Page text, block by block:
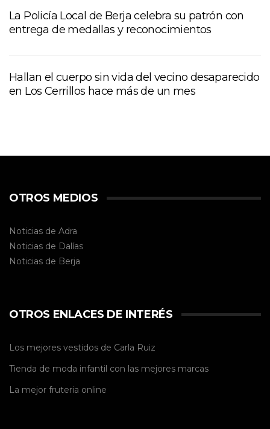
La Policía Local de Berja celebra su patrón con
entrega de medallas y reconocimientos
Hallan el cuerpo sin vida del vecino desaparecido
en Los Cerrillos hace más de un mes
OTROS MEDIOS
Noticias de Adra
Noticias de Dalías
Noticias de Berja
OTROS ENLACES DE INTERÉS
Los mejores vestidos de Carla Ruiz
Tienda de moda infantil con las mejores marcas
La mejor fruteria online